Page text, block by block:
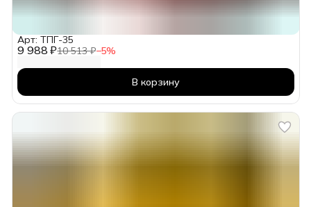
9 988 ₽10 513 ₽−5%
Арт: ТПГ-35
В корзину